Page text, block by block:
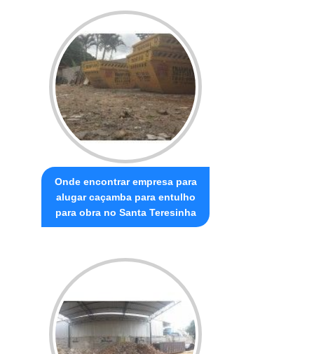
Onde encontrar empresa para
alugar caçamba para entulho
para obra no Santa Teresinha